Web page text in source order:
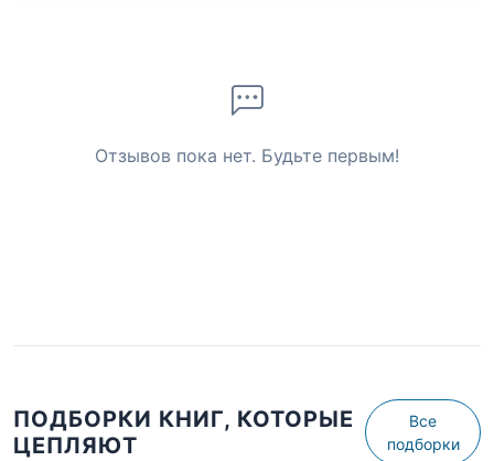
Отзывов пока нет. Будьте первым!
ПОДБОРКИ КНИГ, КОТОРЫЕ
ЦЕПЛЯЮТ
Все
подборки